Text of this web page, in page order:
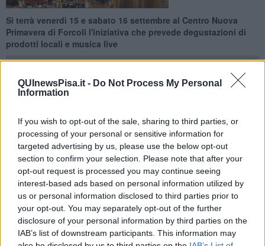
QUInewsPisa.it - Do Not Process My Personal
Information
If you wish to opt-out of the sale, sharing to third parties, or
processing of your personal or sensitive information for
targeted advertising by us, please use the below opt-out
section to confirm your selection. Please note that after your
opt-out request is processed you may continue seeing
interest-based ads based on personal information utilized by
us or personal information disclosed to third parties prior to
your opt-out. You may separately opt-out of the further
disclosure of your personal information by third parties on the
IAB’s list of downstream participants. This information may
Si terrà venerdì 15 e sabato 16 settembre al Centro Nuova
Primavera di Forcoli l'iniziativa che prevede degustazioni di
prodotti locali e musica live
PALAIA —Valdera in Fermentoche si terrà presso il Centro
Nuova Primavera di Forcoli venerdì e sabato prossimi si terrà al
coperto sotto alle strutture del Centro, e quindi si svolgerà anche in
caso di maltempo. Si potrà bere e mangiare all'asciutto!
Associazione Nuova Primavera, promotrice del classico
appuntamento di ottobre con la Mostra del Tartufo e del Fungo
Porcino, intende promuovere l'attività di alcuni ottimi birrifici
artigianali toscani, abbinando i loro prodotti con proposte
gastronomiche diversificate ma comunque d'eccellenza.